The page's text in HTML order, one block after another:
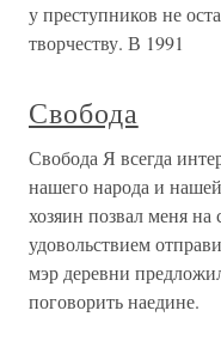
у преступников не
творчеству. В 1991
Свобода
Свобода Я всегда
нашего народа и
хозяин позвал меня
удовольствием
мэр деревни
поговорить наедине.